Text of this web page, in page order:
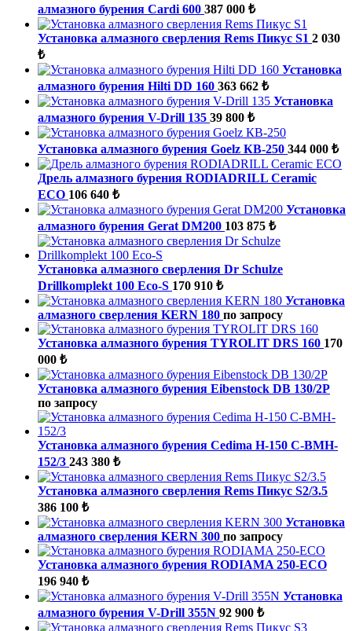
алмазного бурения Cardi 600 387 000 ₺
Установка алмазного сверления Rems Пикус S1 2 030
₺
Установка
алмазного бурения Hilti DD 160 363 662 ₺
Установка
алмазного бурения V-Drill 135 39 800 ₺
Установка алмазного бурения Goelz КВ-250 344 000 ₺
Дрель алмазного бурения RODIADRILL Ceramic
ECO 106 640 ₺
Установка
алмазного бурения Gerat DM200 103 875 ₺
Установка алмазного сверления Dr Schulze
Drillkomplekt 100 Eco-S 170 910 ₺
Установка
алмазного сверления KERN 180 по запросу
Установка алмазного бурения TYROLIT DRS 160 170
000 ₺
Установка алмазного бурения Eibenstock DB 130/2P
по запросу
Установка алмазного бурения Cedima H-150 C-BMH-
152/3 243 380 ₺
Установка алмазного сверления Rems Пикус S2/3.5
386 100 ₺
Установка
алмазного сверления KERN 300 по запросу
Установка алмазного бурения RODIAMA 250-ECO
196 940 ₺
Установка
алмазного бурения V-Drill 355N 92 900 ₺